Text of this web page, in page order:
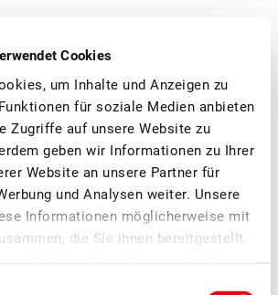
Cookies
um Inhalte und Anzeigen zu
für soziale Medien anbieten
Zugriffe auf unsere Website zu
geben wir Informationen zu Ihrer
Website an unsere Partner für
und Analysen weiter. Unsere
Informationen möglicherweise mit
die Sie ihnen bereitgestellt